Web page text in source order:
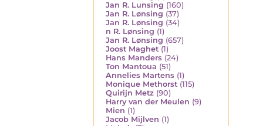
Jan R. Lunsing (160)
Jan R. Lønsing (37)
Jan R. Lønsing (34)
n R. Lønsing (1)
Jan R. Lønsing (657)
Joost Maghet (1)
Hans Manders (24)
Ton Mantoua (51)
Annelies Martens (1)
Monique Methorst (115)
Quirijn Metz (90)
Harry van der Meulen (9)
Mien (1)
Jacob Mijlven (1)